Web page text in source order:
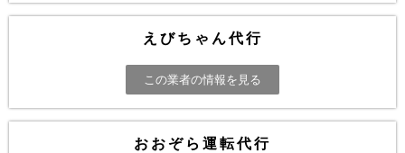
えびちゃん代行
この業者の情報を見る
おおぞら運転代行